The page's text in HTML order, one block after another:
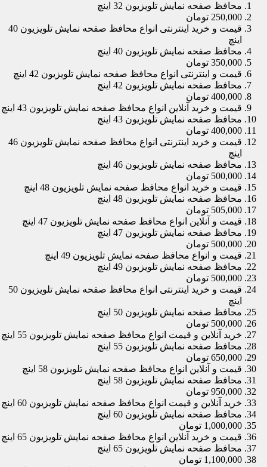
محافظ صفحه نمایش تلویزیون 32 اینچ
250,000 تومان
قیمت و خرید اینترنتی انواع محافظ صفحه نمایش تلویزیون 40
اینچ
محافظ صفحه نمایش تلویزیون 40 اینچ
350,000 تومان
قیمت و اینترنتی انواع محافظ صفحه نمایش تلویزیون 42 اینچ
محافظ صفحه نمایش تلویزیون 42 اینچ
400,000 تومان
قیمت و خرید آنلاین انواع محافظ صفحه نمایش تلویزیون 43 اینچ
محافظ صفحه نمایش تلویزیون 43 اینچ
400,000 تومان
قیمت و خرید اینترنتی انواع محافظ صفحه نمایش تلویزیون 46
اینچ
محافظ صفحه نمایش تلویزیون 46 اینچ
500,000 تومان
قیمت و خرید انواع محافظ صفحه نمایش تلویزیون 48 اینچ
محافظ صفحه نمایش تلویزیون 48 اینچ
505,000 تومان
قیمت و آنلاین انواع محافظ صفحه نمایش تلویزیون 47 اینچ
محافظ صفحه نمایش تلویزیون 47 اینچ
500,000 تومان
قیمت و انواع محافظ صفحه نمایش تلویزیون 49 اینچ
محافظ صفحه نمایش تلویزیون 49 اینچ
500,000 تومان
قیمت و خرید اینترنتی انواع محافظ صفحه نمایش تلویزیون 50
اینچ
محافظ صفحه نمایش تلویزیون 50 اینچ
500,000 تومان
خرید آنلاین و قیمت انواع محافظ صفحه نمایش تلویزیون 55 اینچ
محافظ صفحه نمایش تلویزیون 55 اینچ
650,000 تومان
قیمت و آنلاین انواع محافظ صفحه نمایش تلویزیون 58 اینچ
محافظ صفحه نمایش تلویزیون 58 اینچ
950,000 تومان
خرید آنلاین و قیمت انواع محافظ صفحه نمایش تلویزیون 60 اینچ
محافظ صفحه نمایش تلویزیون 60 اینچ
1,000,000 تومان
قیمت و خرید آنلاین انواع محافظ صفحه نمایش تلویزیون 65 اینچ
محافظ صفحه نمایش تلویزیون 65 اینچ
1,100,000 تومان